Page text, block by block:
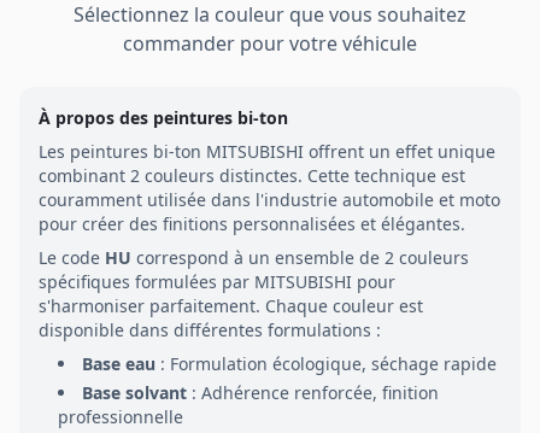
Sélectionnez la couleur que vous souhaitez
commander pour votre véhicule
À propos des peintures bi-ton
Les peintures bi-ton MITSUBISHI offrent un effet unique
combinant 2 couleurs distinctes. Cette technique est
couramment utilisée dans l'industrie automobile et moto
pour créer des finitions personnalisées et élégantes.
Le code HU correspond à un ensemble de 2 couleurs
spécifiques formulées par MITSUBISHI pour
s'harmoniser parfaitement. Chaque couleur est
disponible dans différentes formulations :
Base eau : Formulation écologique, séchage rapide
Base solvant : Adhérence renforcée, finition
professionnelle